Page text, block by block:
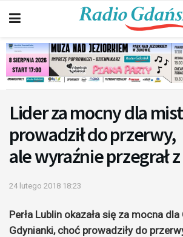
Lider za mocny dla
prowadził do przerwy,
ale wyraźnie przegrał z
24 lutego 2018 18:23
Perła Lublin okazała się za mocna dla
Gdynianki, choć prowadziły do